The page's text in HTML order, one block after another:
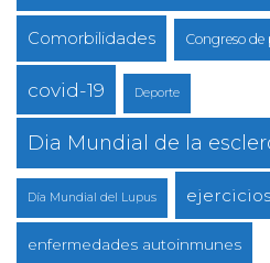
Comorbilidades Congreso de
covid-19 Deporte
Dia Mundial de la
Día Mundial del Lupus ejercicios
enfermedades autoinmunes